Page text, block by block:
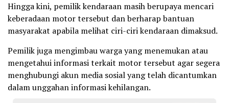
Hingga kini, pemilik kendaraan masih berupaya mencari
keberadaan motor tersebut dan berharap bantuan
masyarakat apabila melihat ciri-ciri kendaraan dimaksud.
Pemilik juga mengimbau warga yang menemukan atau
mengetahui informasi terkait motor tersebut agar segera
menghubungi akun media sosial yang telah dicantumkan
dalam unggahan informasi kehilangan.